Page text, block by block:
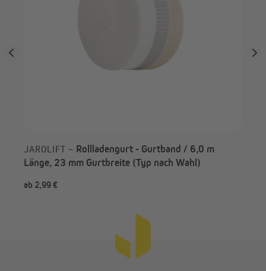
JAROLIFT – Rollladengurt - Gurtband / 6,0 m
Länge, 23 mm Gurtbreite (Typ nach Wahl)
ab 2,99 €